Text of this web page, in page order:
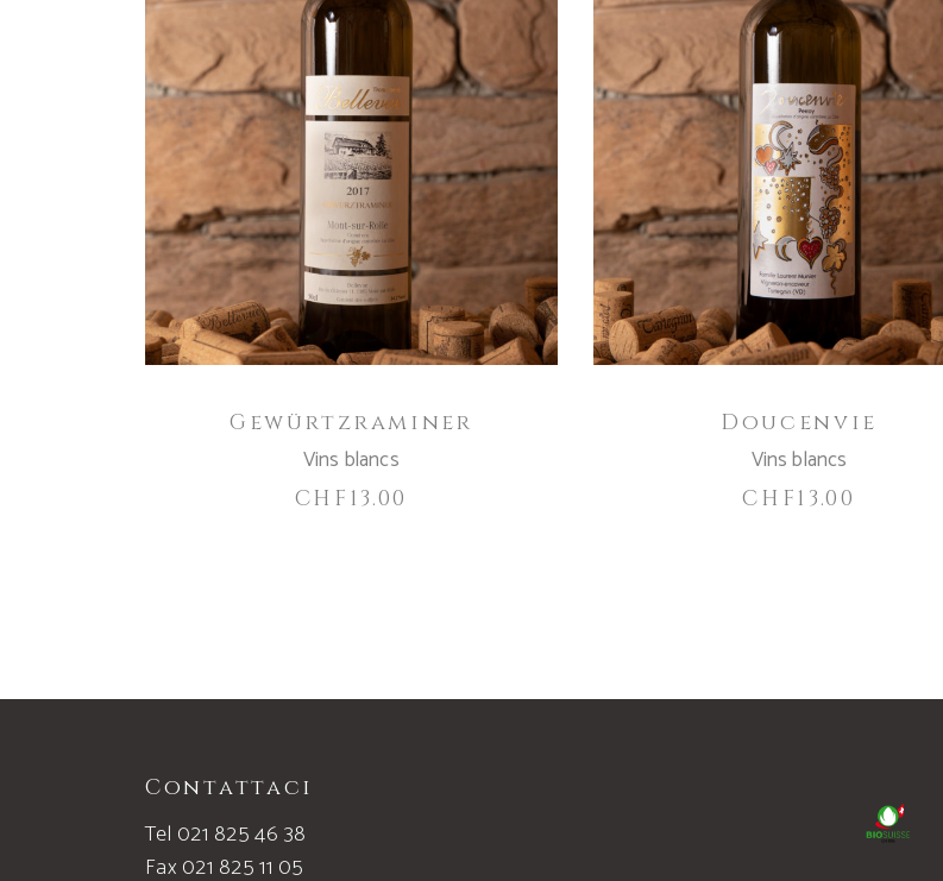
AGGIUNGI AL CARRELLO
Gewürtzraminer
Vins blancs
CHF 13.00
AGGIUNGI AL CARRELLO
Doucenvie
Vins blancs
CHF13.00
Contattaci
Tel 021 825 46 38
Fax 021 825 11 05